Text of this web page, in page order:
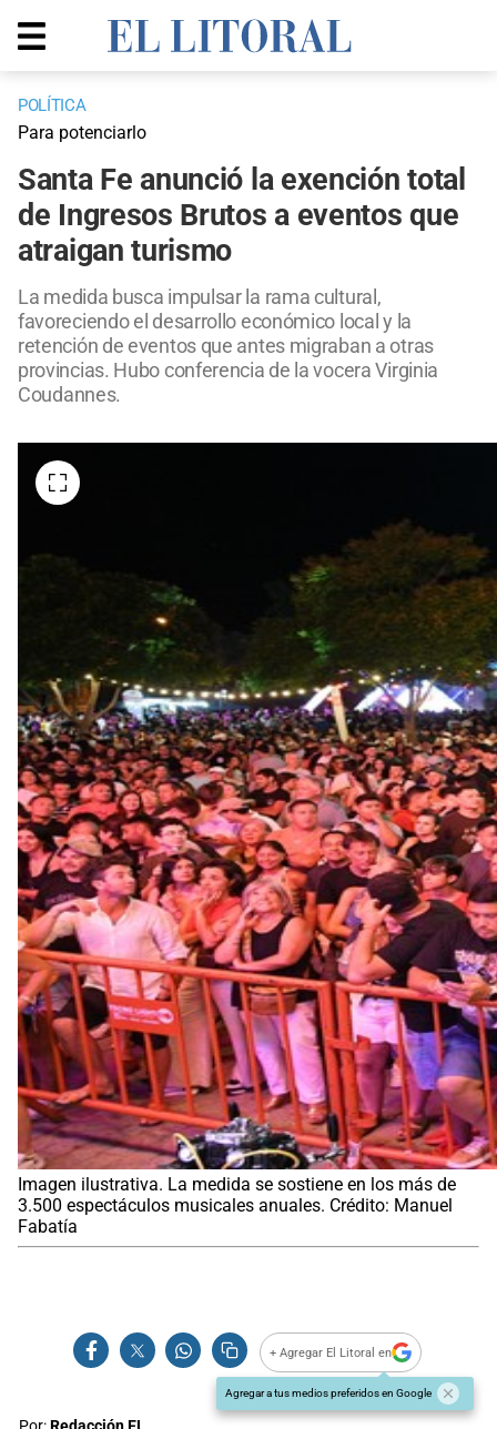
POLÍTICA
Para potenciarlo
Santa Fe anunció la exención total
de Ingresos Brutos a eventos que
atraigan turismo
La medida busca impulsar la rama cultural,
favoreciendo el desarrollo económico local y la
retención de eventos que antes migraban a otras
provincias. Hubo conferencia de la vocera Virginia
Coudannes.
Imagen ilustrativa. La medida se sostiene en los más de
3.500 espectáculos musicales anuales. Crédito: Manuel
Fabatía
+ Agregar El Litoral en
Agregar a tus medios preferidos en Google